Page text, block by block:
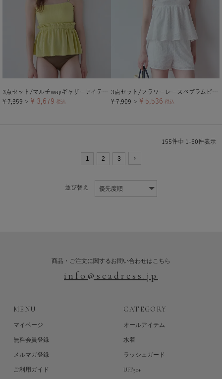
3点セット/マルチwayギャザーアイテム×ビキニ/水着
¥ 7,359 ＞ ¥ 3,679 税込
3点セット/フラワーレースペプラムビキニ×ショートパンツ/水着
¥ 7,909 ＞ ¥ 5,536 税込
155件中 1 -60件表示
1 2 3
並び替え
商品・ご注文に関するお問い合わせはこちら
info@seadress.jp
MENU
マイページ
無料会員登録
メルマガ登録
ご利用ガイド
CATEGORY
オールアイテム
水着
ラッシュガード
UPF50+